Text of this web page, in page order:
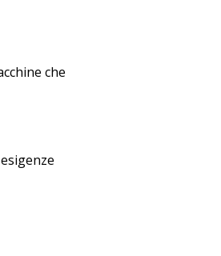
che